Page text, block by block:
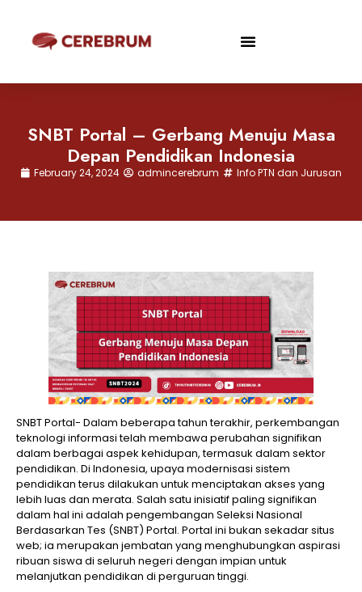
SNBT Portal – Gerbang Menuju Masa
Depan Pendidikan Indonesia
February 24, 2024 admincerebrum Info PTN dan Jurusan
SNBT Portal- Dalam beberapa tahun terakhir, perkembangan
teknologi informasi telah membawa perubahan signifikan
dalam berbagai aspek kehidupan, termasuk dalam sektor
pendidikan. Di Indonesia, upaya modernisasi sistem
pendidikan terus dilakukan untuk menciptakan akses yang
lebih luas dan merata. Salah satu inisiatif paling signifikan
dalam hal ini adalah pengembangan Seleksi Nasional
Berdasarkan Tes (SNBT) Portal. Portal ini bukan sekadar situs
web; ia merupakan jembatan yang menghubungkan aspirasi
ribuan siswa di seluruh negeri dengan impian untuk
melanjutkan pendidikan di perguruan tinggi.